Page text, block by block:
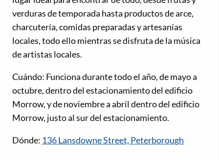
verduras de temporada hasta productos de arce,
charcutería, comidas preparadas y artesanías
locales, todo ello mientras se disfruta de la música
de artistas locales.
Cuándo: Funciona durante todo el año, de mayo a
octubre, dentro del estacionamiento del edificio
Morrow, y de noviembre a abril dentro del edificio
Morrow, justo al sur del estacionamiento.
Dónde: 136 Lansdowne Street, Peterborough